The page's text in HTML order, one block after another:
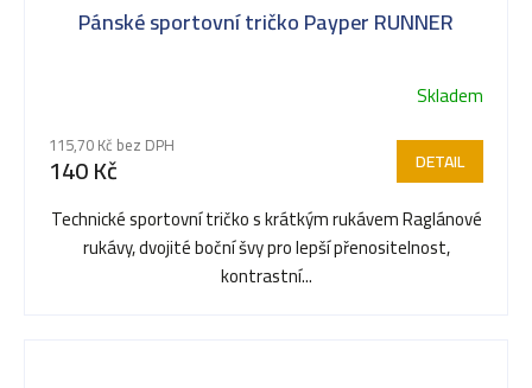
Pánské sportovní tričko Payper RUNNER
Skladem
115,70 Kč bez DPH
140 Kč DETAIL
Technické sportovní tričko s krátkým rukávem Raglánové
rukávy, dvojité boční švy pro lepší přenositelnost,
kontrastní...